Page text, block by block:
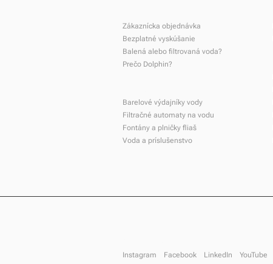
Tvoj život, tvoja voda – nový
príbeh značky Dolphin
Zákaznícka objednávka
Bezplatné vyskúšanie
Balená alebo filtrovaná voda?
Prečo Dolphin?
Barelové výdajníky vody
Filtračné automaty na vodu
Fontány a plničky fliaš
Voda a príslušenstvo
Instagram
Facebook LinkedIn YouTube